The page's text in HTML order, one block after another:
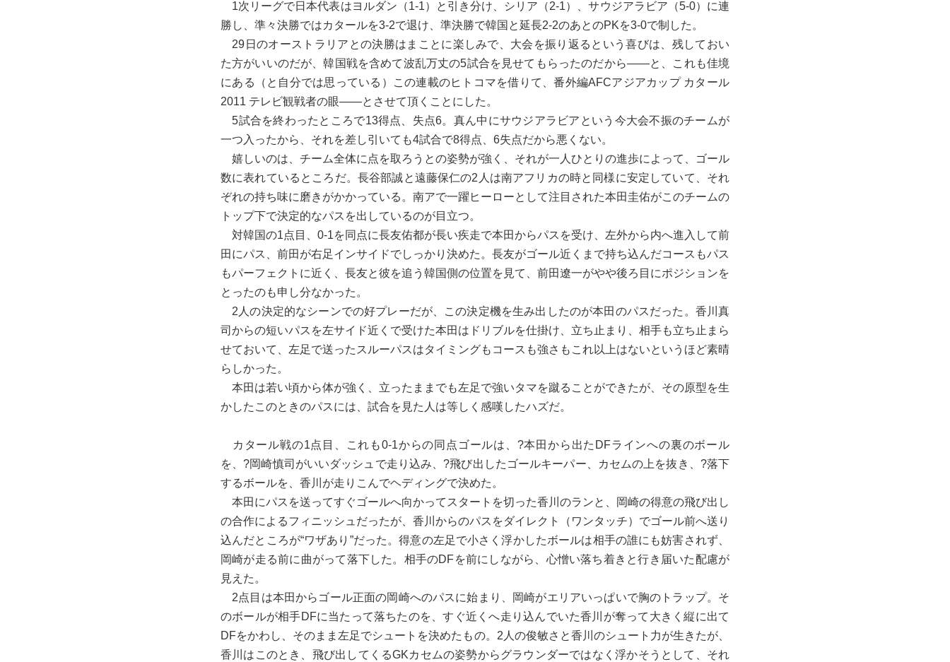
1次リーグで日本代表はヨルダン（1-1）と引き分け、シリア（2-1）、サウジアラビア（5-0）に連
勝し、準々決勝ではカタールを3-2で退け、準決勝で韓国と延長2-2のあとのPKを3-0で制した。
29日のオーストラリアとの決勝はまことに楽しみで、大会を振り返るという喜びは、残しておい
た方がいいのだが、韓国戦を含めて波乱万丈の5試合を見せてもらったのだから――と、これも佳境
にある（と自分では思っている）この連載のヒトコマを借りて、番外編AFCアジアカップ カタール
2011 テレビ観戦者の眼――とさせて頂くことにした。
5試合を終わったところで13得点、失点6。真ん中にサウジアラビアという今大会不振のチームが
一つ入ったから、それを差し引いても4試合で8得点、6失点だから悪くない。
嬉しいのは、チーム全体に点を取ろうとの姿勢が強く、それが一人ひとりの進歩によって、ゴール
数に表れているところだ。長谷部誠と遠藤保仁の2人は南アフリカの時と同様に安定していて、それ
ぞれの持ち味に磨きがかかっている。南アで一躍ヒーローとして注目された本田圭佑がこのチームの
トップ下で決定的なパスを出しているのが目立つ。
対韓国の1点目、0-1を同点に長友佑都が長い疾走で本田からパスを受け、左外から内へ進入して前
田にパス、前田が右足インサイドでしっかり決めた。長友がゴール近くまで持ち込んだコースもパス
もパーフェクトに近く、長友と彼を追う韓国側の位置を見て、前田遼一がやや後ろ目にポジションを
とったのも申し分なかった。
2人の決定的なシーンでの好プレーだが、この決定機を生み出したのが本田のパスだった。香川真
司からの短いパスを左サイド近くで受けた本田はドリブルを仕掛け、立ち止まり、相手も立ち止まら
せておいて、左足で送ったスルーパスはタイミングもコースも強さもこれ以上はないというほど素晴
らしかった。
本田は若い頃から体が強く、立ったままでも左足で強いタマを蹴ることができたが、その原型を生
かしたこのときのパスには、試合を見た人は等しく感嘆したハズだ。
カタール戦の1点目、これも0-1からの同点ゴールは、?本田から出たDFラインへの裏のボール
を、?岡崎慎司がいいダッシュで走り込み、?飛び出したゴールキーパー、カセムの上を抜き、?落下
するボールを、香川が走りこんでヘディングで決めた。
本田にパスを送ってすぐゴールへ向かってスタートを切った香川のランと、岡崎の得意の飛び出し
の合作によるフィニッシュだったが、香川からのパスをダイレクト（ワンタッチ）でゴール前へ送り
込んだところが“ワザあり”だった。得意の左足で小さく浮かしたボールは相手の誰にも妨害されず、
岡崎が走る前に曲がって落下した。相手のDFを前にしながら、心憎い落ち着きと行き届いた配慮が
見えた。
2点目は本田からゴール正面の岡崎へのパスに始まり、岡崎がエリアいっぱいで胸のトラップ。そ
のボールが相手DFに当たって落ちたのを、すぐ近くへ走り込んでいた香川が奪って大きく縦に出て
DFをかわし、そのまま左足でシュートを決めたもの。2人の俊敏さと香川のシュート力が生きたが、
香川はこのとき、飛び出してくるGKカセムの姿勢からグラウンダーではなく浮かそうとして、それ